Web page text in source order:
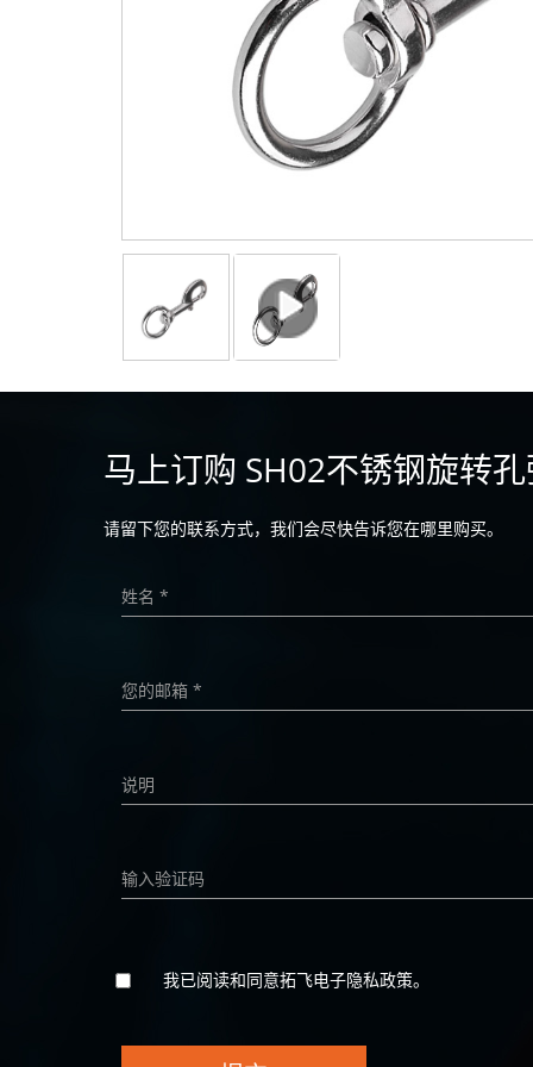
马上订购 SH02不锈钢旋转
请留下您的联系方式，我们会尽快告诉您在哪里购买。
我已阅读和同意拓飞电子隐私政策。